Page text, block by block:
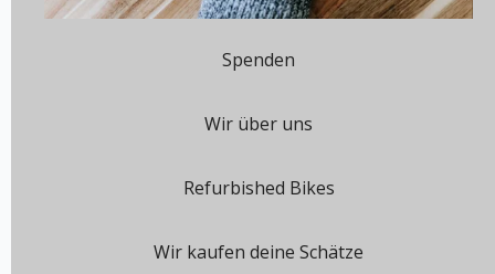
Spenden
Wir über uns
Refurbished Bikes
Wir kaufen deine Schätze